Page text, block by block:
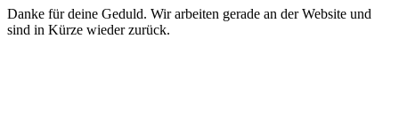
Danke für deine Geduld. Wir arbeiten gerade an der Website und
sind in Kürze wieder zurück.